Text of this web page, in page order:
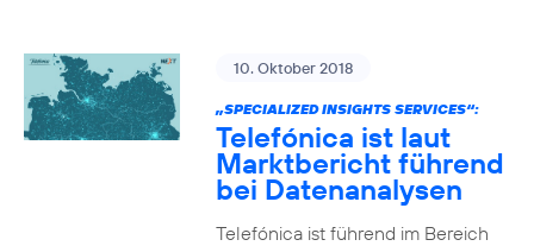
10. Oktober 2018
„SPECIALIZED INSIGHTS SERVICES“:
Telefónica ist laut
Marktbericht führend
bei Datenanalysen
Telefónica ist führend im Bereich